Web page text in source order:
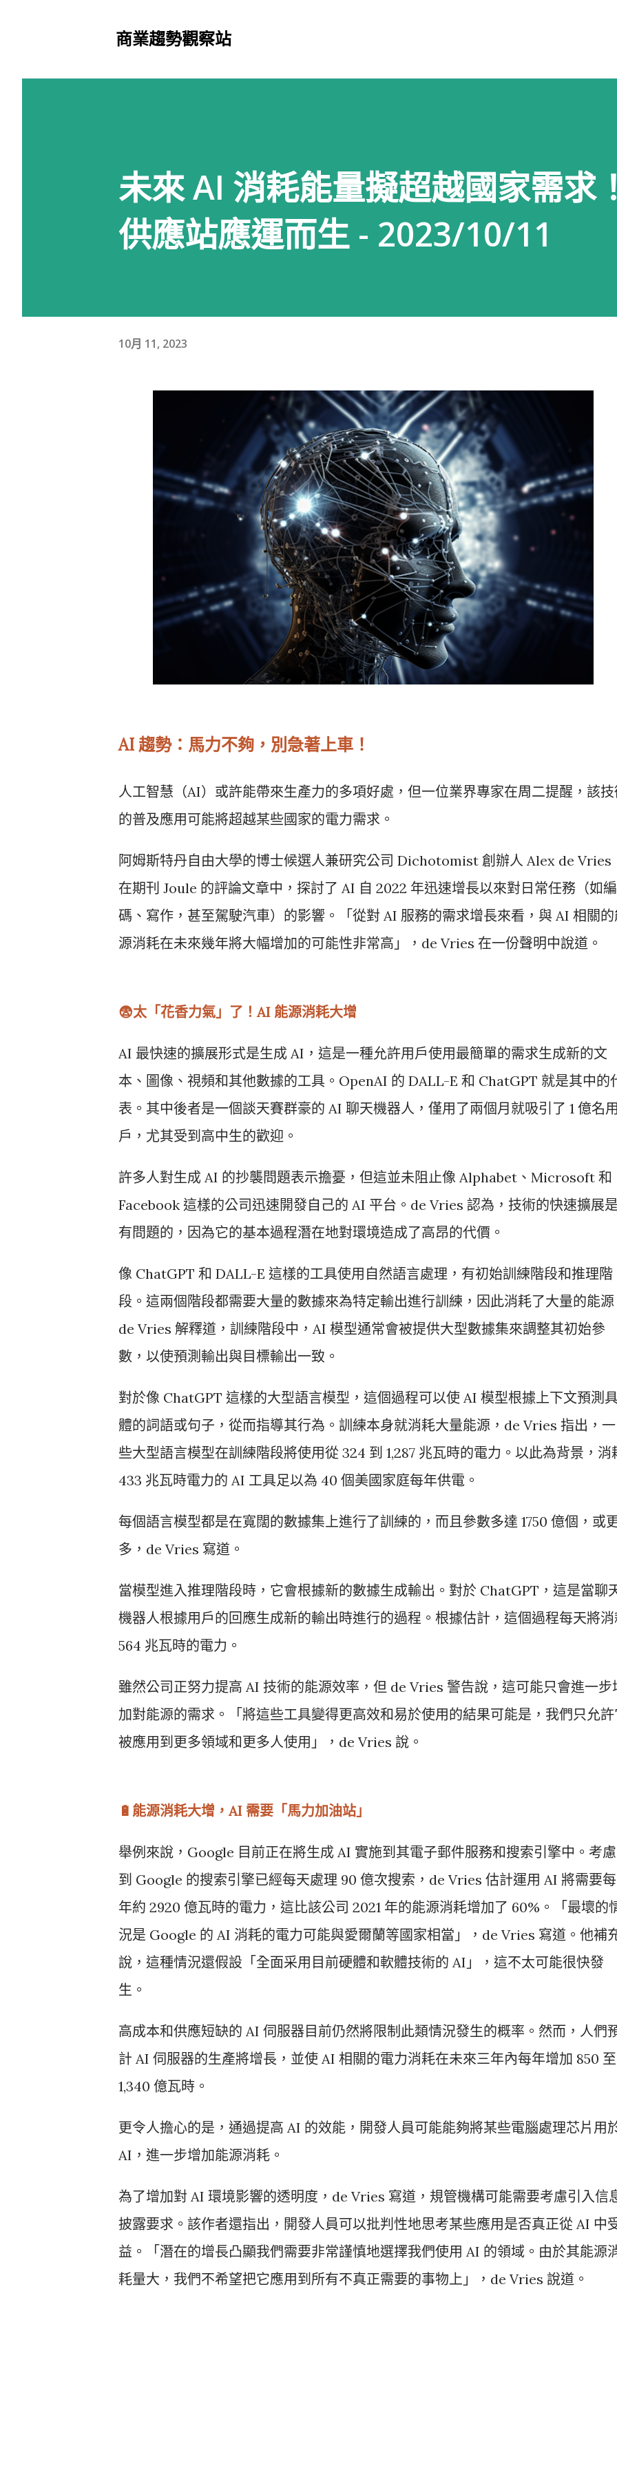
商業趨勢觀察站
未來 AI 消耗能量擬超越國家需求
供應站應運而生 - 2023/10/11
10月 11, 2023
AI 趨勢：馬力不夠，別急著上車！
人工智慧（AI）或許能帶來生產力的多項好處，但一位業界專家在周二提醒，該
的普及應用可能將超越某些國家的電力需求。
阿姆斯特丹自由大學的博士候選人兼研究公司 Dichotomist 創辦人 Alex de Vries
在期刊 Joule 的評論文章中，探討了 AI 自 2022 年迅速增長以來對日常任務（如編
碼、寫作，甚至駕駛汽車）的影響。「從對 AI 服務的需求增長來看，與 AI 相關
源消耗在未來幾年將大幅增加的可能性非常高」，de Vries 在一份聲明中說道。
😨太「花香力氣」了！AI 能源消耗大增
AI 最快速的擴展形式是生成 AI，這是一種允許用戶使用最簡單的需求生成新的文
本、圖像、視頻和其他數據的工具。OpenAI 的 DALL-E 和 ChatGPT 就是其中的
表。其中後者是一個談天賽群豪的 AI 聊天機器人，僅用了兩個月就吸引了 1 億名
戶，尤其受到高中生的歡迎。
許多人對生成 AI 的抄襲問題表示擔憂，但這並未阻止像 Alphabet、Microsoft 和
Facebook 這樣的公司迅速開發自己的 AI 平台。de Vries 認為，技術的快速擴展
有問題的，因為它的基本過程潛在地對環境造成了高昂的代價。
像 ChatGPT 和 DALL-E 這樣的工具使用自然語言處理，有初始訓練階段和推理階
段。這兩個階段都需要大量的數據來為特定輸出進行訓練，因此消耗了大量的能
de Vries 解釋道，訓練階段中，AI 模型通常會被提供大型數據集來調整其初始參
數，以使預測輸出與目標輸出一致。
對於像 ChatGPT 這樣的大型語言模型，這個過程可以使 AI 模型根據上下文預測
體的詞語或句子，從而指導其行為。訓練本身就消耗大量能源，de Vries 指出，一
些大型語言模型在訓練階段將使用從 324 到 1,287 兆瓦時的電力。以此為背景，消
433 兆瓦時電力的 AI 工具足以為 40 個美國家庭每年供電。
每個語言模型都是在寬闊的數據集上進行了訓練的，而且參數多達 1750 億個，或
多，de Vries 寫道。
當模型進入推理階段時，它會根據新的數據生成輸出。對於 ChatGPT，這是當聊
機器人根據用戶的回應生成新的輸出時進行的過程。根據估計，這個過程每天將
564 兆瓦時的電力。
雖然公司正努力提高 AI 技術的能源效率，但 de Vries 警告說，這可能只會進一步
加對能源的需求。「將這些工具變得更高效和易於使用的結果可能是，我們只允
被應用到更多領域和更多人使用」，de Vries 說。
🔋能源消耗大增，AI 需要「馬力加油站」
舉例來說，Google 目前正在將生成 AI 實施到其電子郵件服務和搜索引擎中。考慮
到 Google 的搜索引擎已經每天處理 90 億次搜索，de Vries 估計運用 AI 將需要每
年約 2920 億瓦時的電力，這比該公司 2021 年的能源消耗增加了 60%。「最壞的
況是 Google 的 AI 消耗的電力可能與愛爾蘭等國家相當」，de Vries 寫道。他補
說，這種情況還假設「全面采用目前硬體和軟體技術的 AI」，這不太可能很快發
生。
高成本和供應短缺的 AI 伺服器目前仍然將限制此類情況發生的概率。然而，人們
計 AI 伺服器的生產將增長，並使 AI 相關的電力消耗在未來三年內每年增加 850 至
1,340 億瓦時。
更令人擔心的是，通過提高 AI 的效能，開發人員可能能夠將某些電腦處理芯片用
AI，進一步增加能源消耗。
為了增加對 AI 環境影響的透明度，de Vries 寫道，規管機構可能需要考慮引入信
披露要求。該作者還指出，開發人員可以批判性地思考某些應用是否真正從 AI 中
益。「潛在的增長凸顯我們需要非常謹慎地選擇我們使用 AI 的領域。由於其能源
耗量大，我們不希望把它應用到所有不真正需要的事物上」，de Vries 說道。